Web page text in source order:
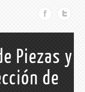
Piezas y
de